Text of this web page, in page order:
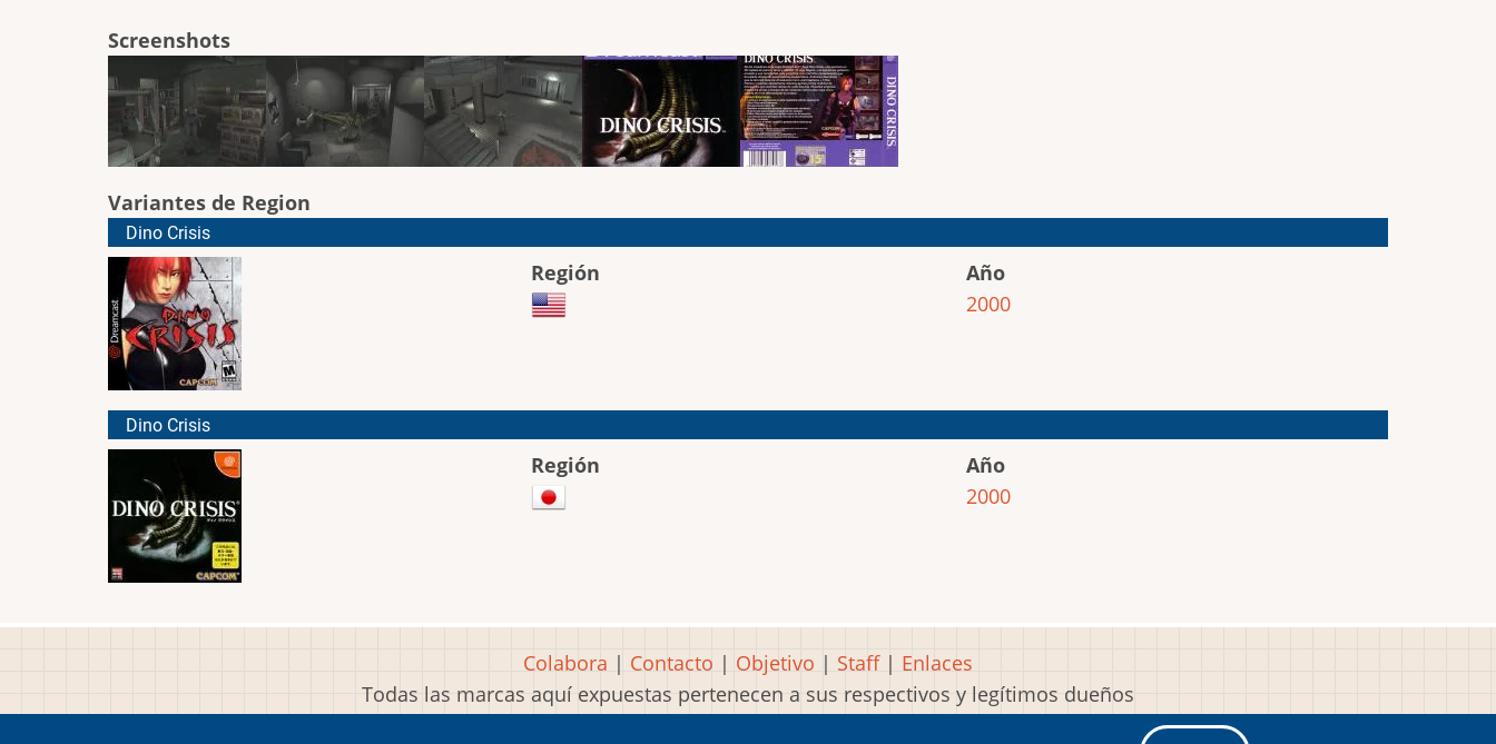
Screenshots
Variantes de Region
Dino Crisis
Región
Año
2000
Dino Crisis
Región
Año
2000
Colabora | Contacto | Objetivo | Staff| Enlaces
Todas las marcas aquí expuestas pertenecen a sus respectivos y legítimos dueños